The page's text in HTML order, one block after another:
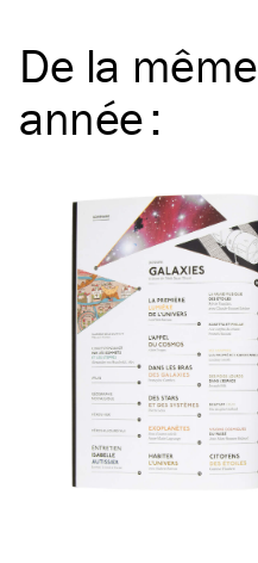
De la même
année: